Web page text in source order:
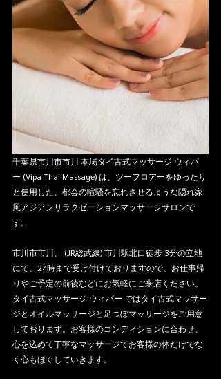
千葉県市川市市川 本場タイ古式マッサージ ウィパ
ー (Vipa Thai Massage) は、ツーフロアーをゆったり
と使用した、都会の喧騒を忘れさせるような隠れ家
風アジアンリラクゼーションマッサージサロンで
す。
市川市市川、 (JR総武線) 市川駅北口徒歩 3分の立地
にて、24時まで受け付けておりますので、お仕事帰
りやご予定の前後などにお気軽にご来店ください。
タイ古式マッサージ ウィパー ではタイ古式マッサー
ジとオイルマッサージと足つぼマッサージをご用意
しております。お客様のコンディションに合わせ、
心を込めて丁寧なマッサージでお客様の体だけでな
く心もほぐしていきます。